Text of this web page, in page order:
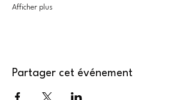
Afficher plus
Partager cet événement